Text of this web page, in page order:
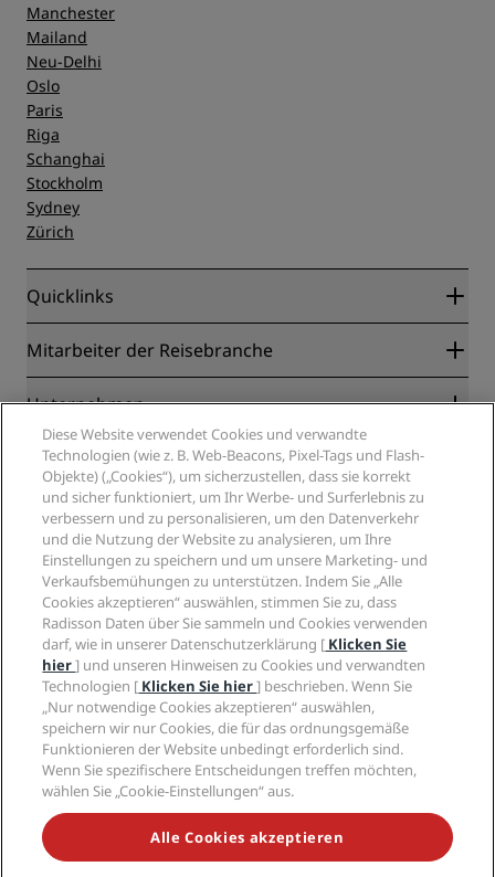
Manchester
Mailand
Neu-Delhi
Oslo
Paris
Riga
Schanghai
Stockholm
Sydney
Zürich
Quicklinks
Radisson Rewards
Blog
Neue und aufstrebende Hotels
Radisson Hotels APP
„Sports Approved“-Hotels
Familienfreundliche Hotels
Gesundheit & Sicherheit
Mitarbeiter der Reisebranche
Partner
Reisebüros
Unternehmen
Radisson Hotel Group
Medien
Karriere RHG
Karriere PPHE
Karrieren EHL
The Club by RHG
Entwicklungsmöglichkeiten
Responsible Business – Unser Engagement
Einkauf
Rechtliches
Privacy Centre
Rechtliche Hinweise
Radisson Rewards Geschäftsbedingungen
Website-Nutzungsvereinbarung
Digitale Barrierefreiheit
Moderne Sklaverei – Erklärung
Hilfe
Verbrauchermeldungen
Kontakt
FAQ
Inhaltsübersicht
Soziale Medien
Marken von Radisson Hotels
VERPASSEN SIE NIEMALS UNSERE BELIEBTESTEN
ANGEBOTE
Diese Website verwendet Cookies und verwandte
Technologien (wie z. B. Web-Beacons, Pixel-Tags und Flash-
Objekte) („Cookies“), um sicherzustellen, dass sie korrekt
und sicher funktioniert, um Ihr Werbe- und Surferlebnis zu
verbessern und zu personalisieren, um den Datenverkehr
und die Nutzung der Website zu analysieren, um Ihre
Einstellungen zu speichern und um unsere Marketing- und
Verkaufsbemühungen zu unterstützen. Indem Sie „Alle
Cookies akzeptieren“ auswählen, stimmen Sie zu, dass
Radisson Daten über Sie sammeln und Cookies verwenden
darf, wie in unserer Datenschutzerklärung [ Klicken Sie
hier] und unseren Hinweisen zu Cookies und verwandten
Technologien [ Klicken Sie hier] beschrieben. Wenn Sie
„Nur notwendige Cookies akzeptieren“ auswählen,
speichern wir nur Cookies, die für das ordnungsgemäße
Funktionieren der Website unbedingt erforderlich sind.
Wenn Sie spezifischere Entscheidungen treffen möchten,
wählen Sie „Cookie-Einstellungen“ aus.
Alle Cookies akzeptieren